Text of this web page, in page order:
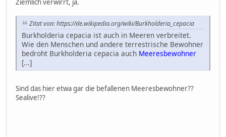
Ziemlich verwirrt, ja.
Zitat von: https://de.wikipedia.org/wiki/Burkholderia_cepacia
Burkholderia cepacia ist auch in Meeren verbreitet.
Wie den Menschen und andere terrestrische Bewohner
bedroht Burkholderia cepacia auch Meeresbewohner
[...]
Sind das hier etwa gar die befallenen Meeresbewohner??
Sealive!??